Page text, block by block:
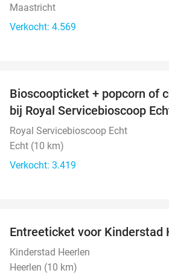
Maastricht
Verkocht: 4.569
Bioscoopticket + popcorn of
bij Royal Servicebioscoop
Royal Servicebioscoop Echt
Echt (10 km)
Verkocht: 3.419
Entreeticket voor Kinderstad
Kinderstad Heerlen
Heerlen (10 km)